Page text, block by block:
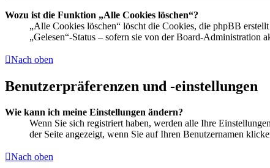
Wozu ist die Funktion „Alle Cookies löschen“?
„Alle Cookies löschen“ löscht die Cookies, die phpBB
„Gelesen“-Status – sofern sie von der Board-Administration
Nach oben
Benutzerpräferenzen und -einstellungen
Wie kann ich meine Einstellungen ändern?
Wenn Sie sich registriert haben, werden alle Ihre
der Seite angezeigt, wenn Sie auf Ihren Benutzernamen
Nach oben